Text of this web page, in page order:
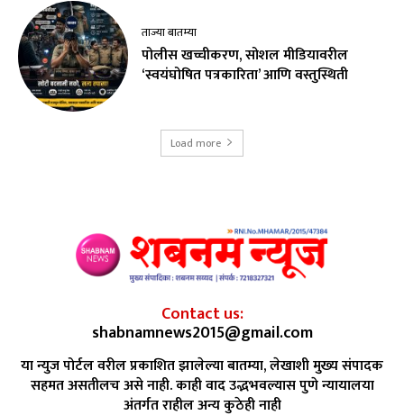
ताज्या बातम्या
पोलीस खच्चीकरण, सोशल मीडियावरील
‘स्वयंघोषित पत्रकारिता’ आणि वस्तुस्थिती
Load more
Contact us:
shabnamnews2015@gmail.com
या न्युज पोर्टल वरील प्रकाशित झालेल्या बातम्या, लेखाशी मुख्य संपादक
सहमत असतीलच असे नाही. काही वाद उद्भभवल्यास पुणे न्यायालया
अंतर्गत राहील अन्य कुठेही नाही